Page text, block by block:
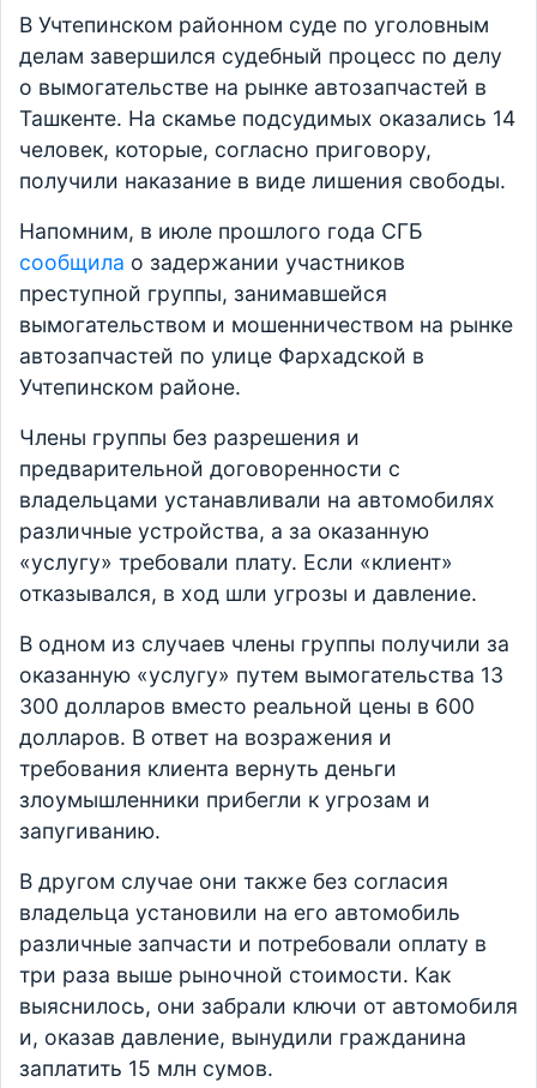
В Учтепинском районном суде по уголовным
делам завершился судебный процесс по делу
о вымогательстве на рынке автозапчастей в
Ташкенте. На скамье подсудимых оказались 14
человек, которые, согласно приговору,
получили наказание в виде лишения свободы.
Напомним, в июле прошлого года СГБ
сообщила о задержании участников
преступной группы, занимавшейся
вымогательством и мошенничеством на рынке
автозапчастей по улице Фархадской в
Учтепинском районе.
Члены группы без разрешения и
предварительной договоренности с
владельцами устанавливали на автомобилях
различные устройства, а за оказанную
«услугу» требовали плату. Если «клиент»
отказывался, в ход шли угрозы и давление.
В одном из случаев члены группы получили за
оказанную «услугу» путем вымогательства 13
300 долларов вместо реальной цены в 600
долларов. В ответ на возражения и
требования клиента вернуть деньги
злоумышленники прибегли к угрозам и
запугиванию.
В другом случае они также без согласия
владельца установили на его автомобиль
различные запчасти и потребовали оплату в
три раза выше рыночной стоимости. Как
выяснилось, они забрали ключи от автомобиля
и, оказав давление, вынудили гражданина
заплатить 15 млн сумов.